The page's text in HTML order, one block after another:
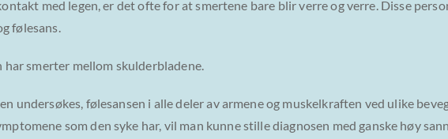
med legen, er det ofte for at smertene bare blir verre og verre. Disse
følesans.
har smerter mellom skulderbladene.
undersøkes, følesansen i alle deler av armene og muskelkraften ved ulike
som den syke har, vil man kunne stille diagnosen med ganske høy